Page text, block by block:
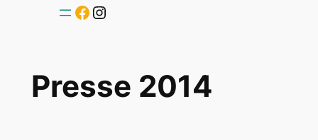
Facebook
Instagram
Presse 2014